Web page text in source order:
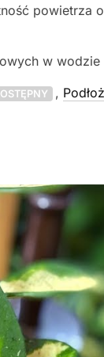
powietrza
w
,